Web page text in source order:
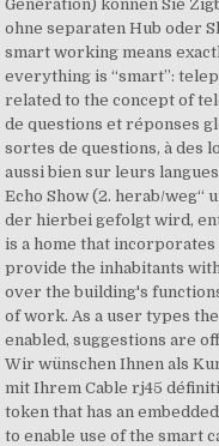
Generation) können Sie
ohne separaten Hub oder
smart working means
everything is “smart”:
related to the concept of
de questions et réponses
sortes de questions, à des
aussi bien sur leurs
Echo Show (2. herab/weg“
der hierbei gefolgt wird,
is a home that
provide the inhabitants
over the building's
of work. As a user types
enabled, suggestions are
Wir wünschen Ihnen als
mit Ihrem Cable rj45
token that has an
to enable use of the smart